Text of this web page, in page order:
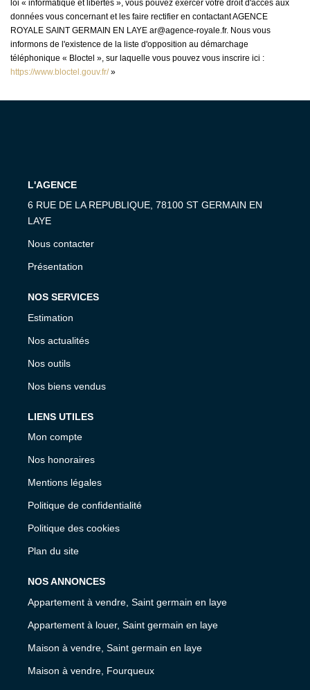
loi « informatique et libertés », vous pouvez exercer votre droit d'accès aux
données vous concernant et les faire rectifier en contactant AGENCE
ROYALE SAINT GERMAIN EN LAYE ar@agence-royale.fr. Nous vous
informons de l'existence de la liste d'opposition au démarchage
téléphonique « Bloctel », sur laquelle vous pouvez vous inscrire ici :
https://www.bloctel.gouv.fr/»
L'AGENCE
6 RUE DE LA REPUBLIQUE, 78100 ST GERMAIN EN
LAYE
Nous contacter
Présentation
NOS SERVICES
Estimation
Nos actualités
Nos outils
Nos biens vendus
LIENS UTILES
Mon compte
Nos honoraires
Mentions légales
Politique de confidentialité
Politique des cookies
Plan du site
NOS ANNONCES
Appartement à vendre, Saint germain en laye
Appartement à louer, Saint germain en laye
Maison à vendre, Saint germain en laye
Maison à vendre, Fourqueux